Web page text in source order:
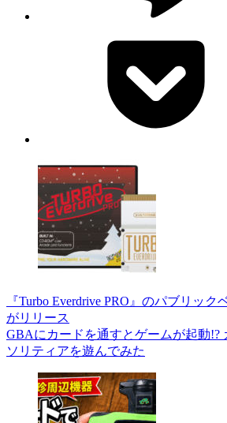
『Turbo Everdrive PRO』のパブリッ
がリリース
GBAにカードを通すとゲームが起動!?
ソリティアを遊んでみた